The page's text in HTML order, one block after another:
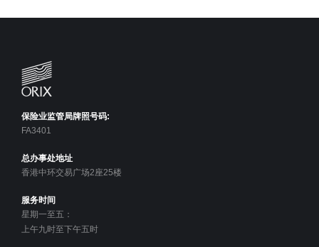
保险业监管局牌照号码:
FA3401
总办事处地址
香港中环交易广场2座25楼
服务时间
星期一至五：
上午九时至下午五时